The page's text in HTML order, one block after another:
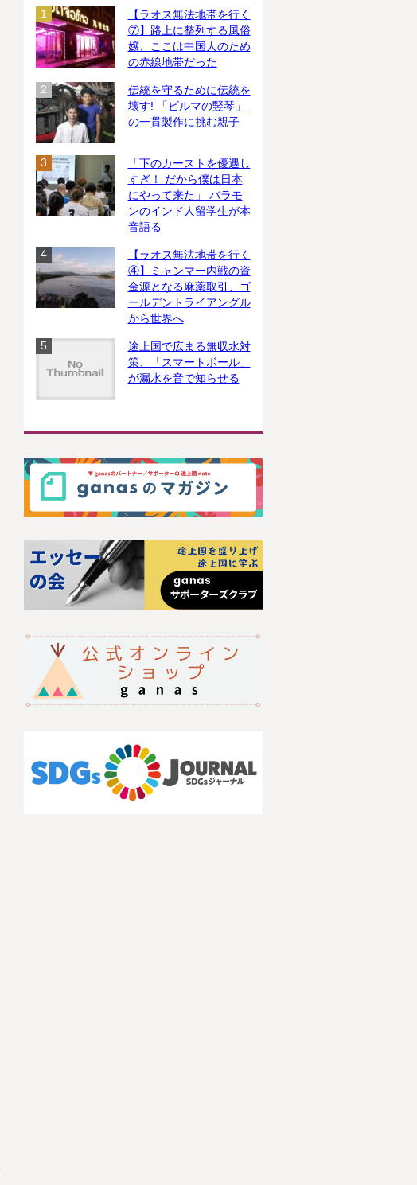
【ラオス無法地帯を行く
⑦】路上に整列する風俗
嬢、ここは中国人のため
の赤線地帯だった
伝統を守るために伝統を
壊す! 「ビルマの竪琴」
の一貫製作に挑む親子
「下のカーストを優遇し
すぎ！ だから僕は日本
にやって来た」 バラモ
ンのインド人留学生が本
音語る
【ラオス無法地帯を行く
④】ミャンマー内戦の資
金源となる麻薬取引、ゴ
ールデントライアングル
から世界へ
途上国で広まる無収水対
策、「スマートボール」
が漏水を音で知らせる